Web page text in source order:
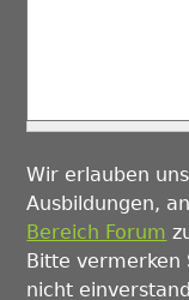
Wir erlauben
Ausbildungen,
Bereich Forum
Bitte vermerken
nicht